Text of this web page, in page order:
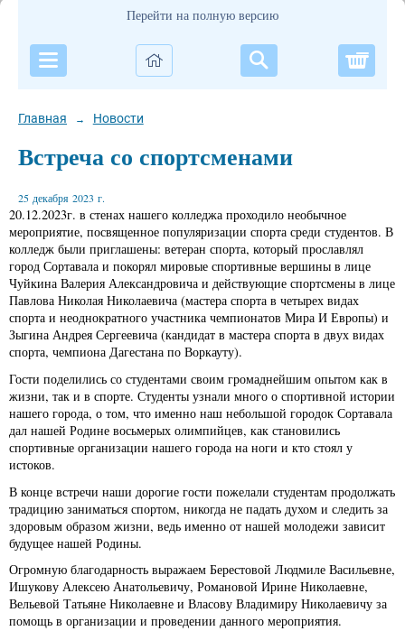
Перейти на полную версию
Главная → Новости
Встреча со спортсменами
25 декабря 2023 г.
20.12.2023г. в стенах нашего колледжа проходило необычное
мероприятие, посвященное популяризации спорта среди студентов. В
колледж были приглашены: ветеран спорта, который прославлял
город Сортавала и покорял мировые спортивные вершины в лице
Чуйкина Валерия Александровича и действующие спортсмены в лице
Павлова Николая Николаевича (мастера спорта в четырех видах
спорта и неоднократного участника чемпионатов Мира И Европы) и
Зыгина Андрея Сергеевича (кандидат в мастера спорта в двух видах
спорта, чемпиона Дагестана по Воркауту).
Гости поделились со студентами своим громаднейшим опытом как в
жизни, так и в спорте. Студенты узнали много о спортивной истории
нашего города, о том, что именно наш небольшой городок Сортавала
дал нашей Родине восьмерых олимпийцев, как становились
спортивные организации нашего города на ноги и кто стоял у
истоков.
В конце встречи наши дорогие гости пожелали студентам продолжать
традицию заниматься спортом, никогда не падать духом и следить за
здоровым образом жизни, ведь именно от нашей молодежи зависит
будущее нашей Родины.
Огромную благодарность выражаем Берестовой Людмиле Васильевне,
Ишукову Алексею Анатольевичу, Романовой Ирине Николаевне,
Вельевой Татьяне Николаевне и Власову Владимиру Николаевичу за
помощь в организации и проведении данного мероприятия.